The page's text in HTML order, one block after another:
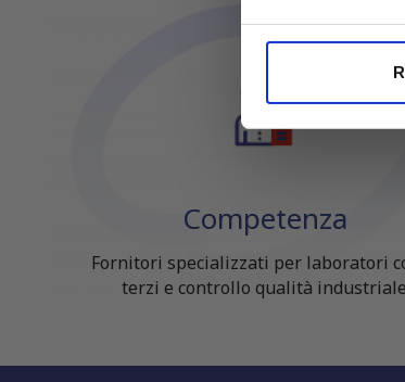
Utilizziamo i
che hanno
Competenza
Fornitori specializzati per laboratori
terzi e controllo qualità industriale